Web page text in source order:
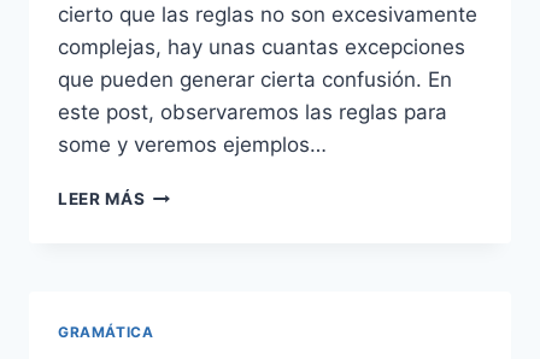
cierto que las reglas no son excesivamente
complejas, hay unas cuantas excepciones
que pueden generar cierta confusión. En
este post, observaremos las reglas para
some y veremos ejemplos…
LEER MÁS SOME
GRAMÁTICA